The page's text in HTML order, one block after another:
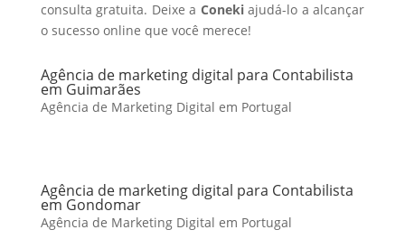
consulta gratuita. Deixe a Conekiajudá-lo a alcançar
o sucesso online que você merece!
Agência de marketing digital para Contabilista
em Guimarães
Agência de Marketing Digital em Portugal
Agência de marketing digital para Contabilista
em Gondomar
Agência de Marketing Digital em Portugal